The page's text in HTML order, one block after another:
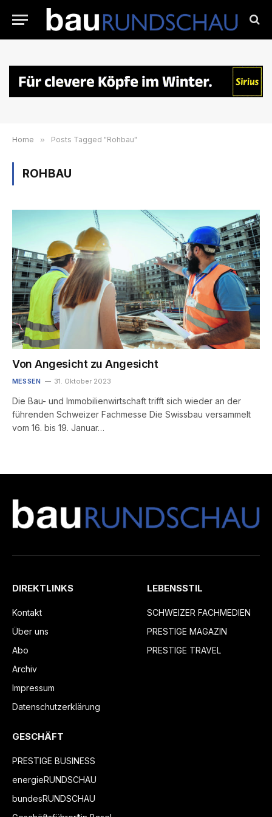
Home » Posts Tagged "Rohbau"
ROHBAU
Von Angesicht zu Angesicht
MESSEN 31. Oktober 2023
Die Bau- und Immobilienwirtschaft trifft sich wieder an der
führenden Schweizer Fachmesse Die Swissbau versammelt
vom 16. bis 19. Januar…
DIREKTLINKS
Kontakt
Über uns
Abo
Archiv
Impressum
Datenschutzerklärung
LEBENSSTIL
SCHWEIZER FACHMEDIEN
PRESTIGE MAGAZIN
PRESTIGE TRAVEL
GESCHÄFT
PRESTIGE BUSINESS
energieRUNDSCHAU
bundesRUNDSCHAU